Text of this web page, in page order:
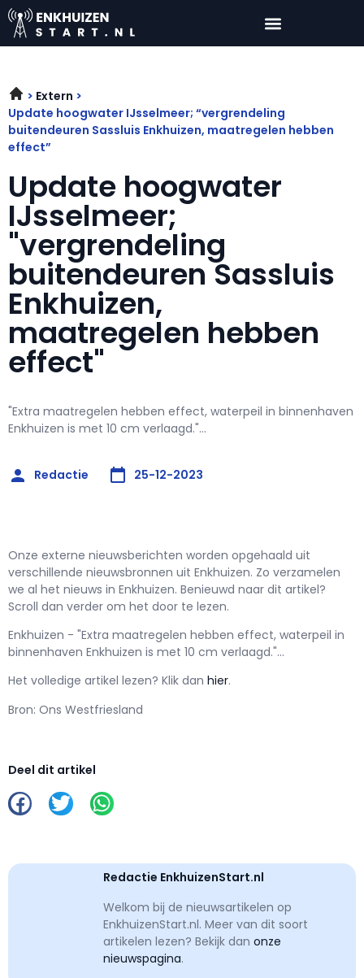
Extern
Update hoogwater IJsselmeer; “vergrendeling
buitendeuren Sassluis Enkhuizen, maatregelen hebben
effect”
Update hoogwater
IJsselmeer;
"vergrendeling
buitendeuren Sassluis
Enkhuizen,
maatregelen hebben
effect"
"Extra maatregelen hebben effect, waterpeil in binnenhaven
Enkhuizen is met 10 cm verlaagd."...
Redactie 25-12-2023
Onze externe nieuwsberichten worden opgehaald uit
verschillende nieuwsbronnen uit Enkhuizen. Zo verzamelen
we al het nieuws in Enkhuizen. Benieuwd naar dit artikel?
Scroll dan verder om het door te lezen.
Enkhuizen - "Extra maatregelen hebben effect, waterpeil in
binnenhaven Enkhuizen is met 10 cm verlaagd."...
Het volledige artikel lezen? Klik dan hier.
Bron: Ons Westfriesland
Deel dit artikel
Redactie EnkhuizenStart.nl
Welkom bij de nieuwsartikelen op
EnkhuizenStart.nl. Meer van dit soort
artikelen lezen? Bekijk dan onze
nieuwspagina.